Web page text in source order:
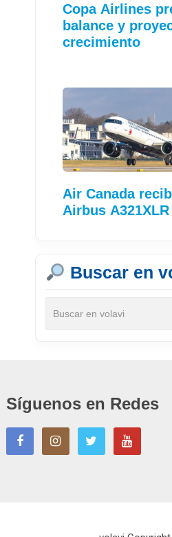
Copa Airlines
balance y
crecimiento
Air Canada
Airbus A321XLR
Buscar en
Síguenos en Redes